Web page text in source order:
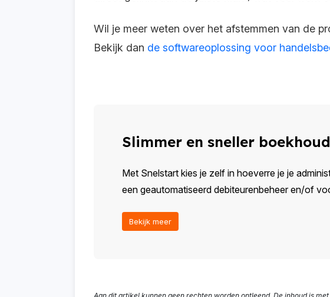
Wil je meer weten over het afstemmen van de
Bekijk dan de softwareoplossing voor
Slimmer en sneller
Met Snelstart kies je zelf in hoeverre je je
een geautomatiseerd debiteurenbeheer en/of
Bekijk meer